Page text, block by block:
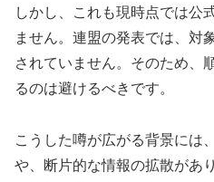
しかし、これも現時点では公
ません。連盟の発表では、対
されていません。そのため、
るのは避けるべきです。
こうした噂が広がる背景には
や、断片的な情報の拡散があ